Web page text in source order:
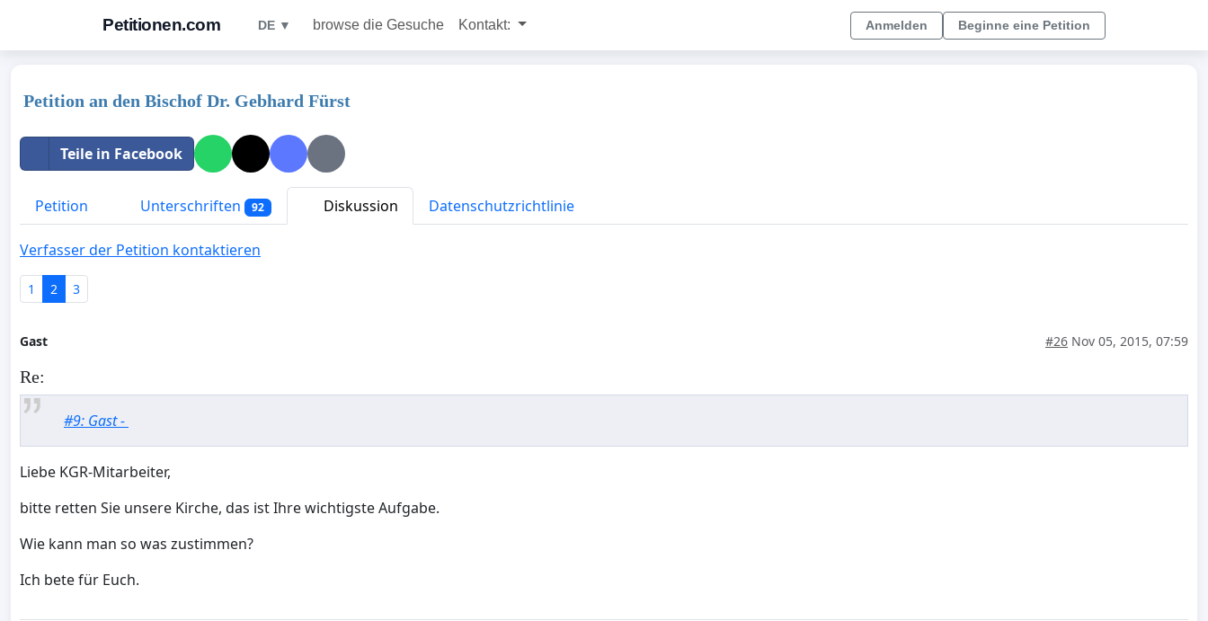
Petitionen.com DE ▼ browse die Gesuche Kontakt: Anmelden Beginne eine Petition
Petition an den Bischof Dr. Gebhard Fürst
Teile in Facebook
Petition Unterschriften 92 Diskussion Datenschutzrichtlinie
Verfasser der Petition kontaktieren
1 2 3
Gast #26 Nov 05, 2015, 07:59
Re:
#9: Gast -
Liebe KGR-Mitarbeiter,
bitte retten Sie unsere Kirche, das ist Ihre wichtigste Aufgabe.
Wie kann man so was zustimmen?
Ich bete für Euch.